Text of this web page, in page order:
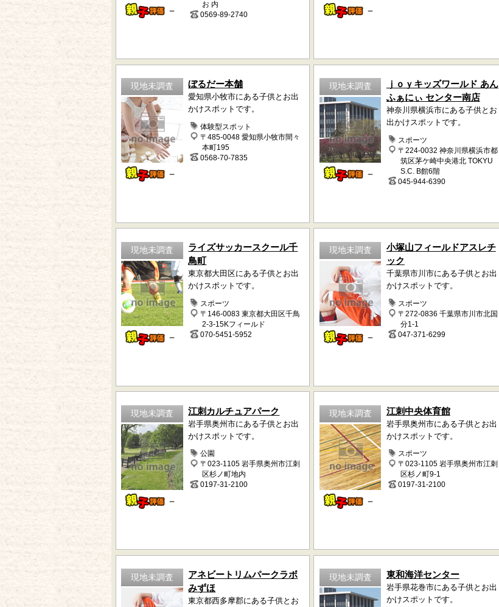
－
お 内
0569-89-2740
－
現地未調査
－
ぼるだー本舗
愛知県小牧市にある子供とお出
かけスポットです。
体験型スポット
〒485-0048 愛知県小牧市間々
本町195
0568-70-7835
現地未調査
－
ｊｏｙキッズワールド あん
ふぁにぃ センター南店
神奈川県横浜市にある子供とお
出かけスポットです。
スポーツ
〒224-0032 神奈川県横浜市都
筑区茅ケ崎中央港北 TOKYU
S.C. B館6階
045-944-6390
現地未調査
－
ライズサッカースクール千
鳥町
東京都大田区にある子供とお出
かけスポットです。
スポーツ
〒146-0083 東京都大田区千鳥
2-3-15Kフィールド
070-5451-5952
現地未調査
－
小塚山フィールドアスレチ
ック
千葉県市川市にある子供とお出
かけスポットです。
スポーツ
〒272-0836 千葉県市川市北国
分1-1
047-371-6299
現地未調査
－
江刺カルチュアパーク
岩手県奥州市にある子供とお出
かけスポットです。
公園
〒023-1105 岩手県奥州市江刺
区杉ノ町地内
0197-31-2100
現地未調査
－
江刺中央体育館
岩手県奥州市にある子供とお出
かけスポットです。
スポーツ
〒023-1105 岩手県奥州市江刺
区杉ノ町9-1
0197-31-2100
現地未調査
アネビートリムパークラボ
みずほ
東京都西多摩郡にある子供とお
現地未調査 東和海洋センター
岩手県花巻市にある子供とお出
かけスポットです。